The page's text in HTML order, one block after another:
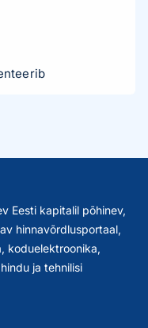
Eesti kapitalil põhinev,
hinnavõrdlusportaal,
koduelektroonika,
ja tehnilisi